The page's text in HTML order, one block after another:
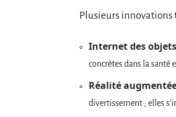
Plusieurs innovations
Internet des
concrètes dans la santé
Réalité
divertissement ; elles